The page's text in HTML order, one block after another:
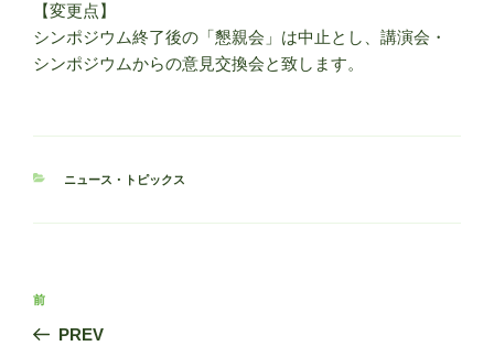
【変更点】
シンポジウム終了後の「懇親会」は中止とし、講演会・
シンポジウムからの意見交換会と致します。
カ
ニュース・トピックス
投
前
の
前
PREV